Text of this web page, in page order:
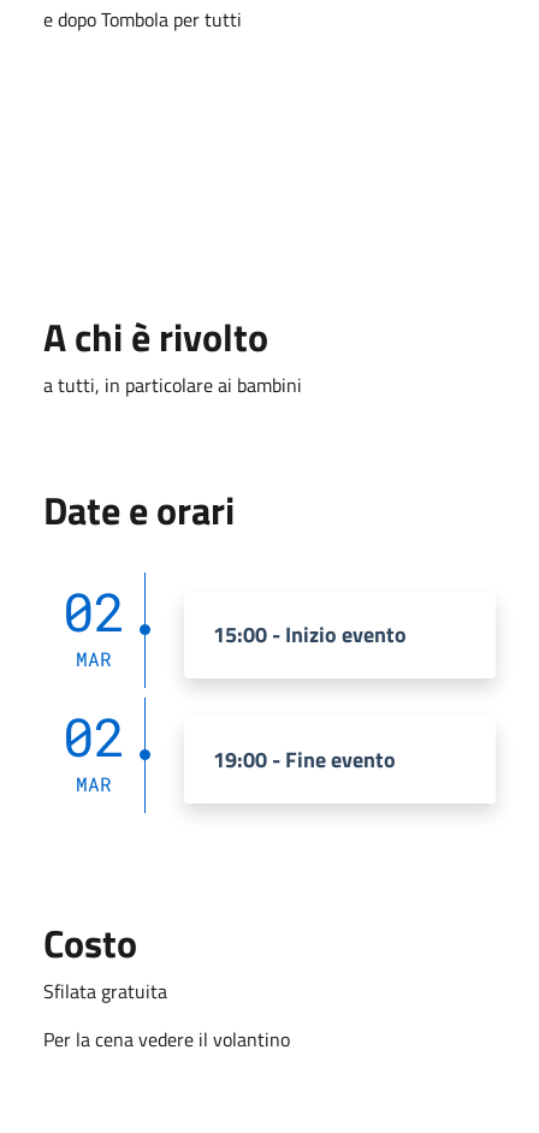
e dopo Tombola per tutti
A chi è rivolto
a tutti, in particolare ai bambini
Date e orari
02
MAR
15:00 - Inizio evento
02
MAR
19:00 - Fine evento
Costo
Sfilata gratuita
Per la cena vedere il volantino